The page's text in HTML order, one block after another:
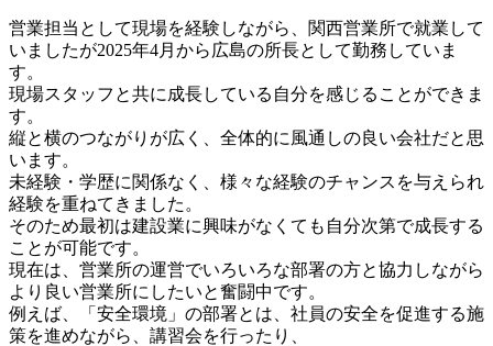
営業担当として現場を経験しながら、関西営業所で就業して
いましたが2025年4月から広島の所長として勤務していま
す。
現場スタッフと共に成長している自分を感じることができま
す。
縦と横のつながりが広く、全体的に風通しの良い会社だと思
います。
未経験・学歴に関係なく、様々な経験のチャンスを与えられ
経験を重ねてきました。
そのため最初は建設業に興味がなくても自分次第で成長する
ことが可能です。
現在は、営業所の運営でいろいろな部署の方と協力しながら
より良い営業所にしたいと奮闘中です。
例えば、「安全環境」の部署とは、社員の安全を促進する施
策を進めながら、講習会を行ったり、